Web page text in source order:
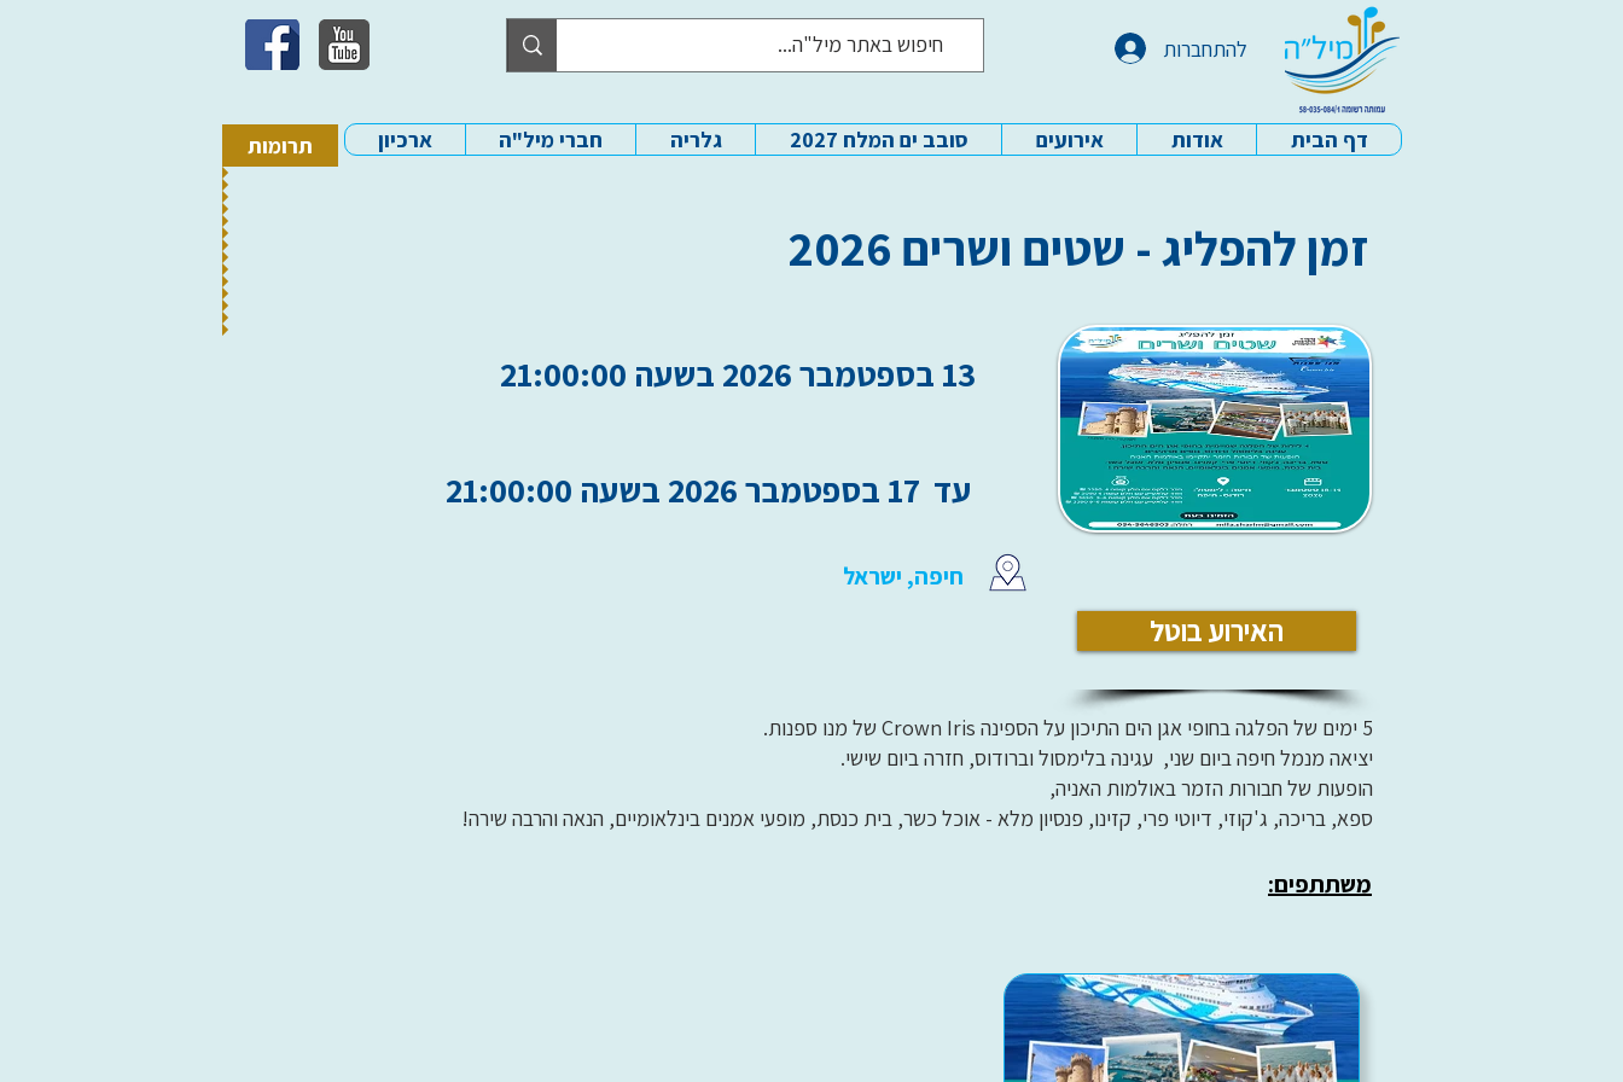
להתחברות
תרומות עמותת מיל"ה - דף הביתדף הבית אודות אירועים סובב ים המלח 2027 גלריה חברי מיל"ה ארכיון
זמן להפליג - שטים ושרים 2026
13 בספטמבר 2026 בשעה 21:00:00
17 בספטמבר 2026 בשעה 21:00:00 עד
חיפה, ישראל
האירוע בוטל
5 ימים של הפלגה בחופי אגן הים התיכון על הספינה Crown Iris של מנו ספנות.
יציאה מנמל חיפה ביום שני, עגינה בלימסול וברודוס, חזרה ביום שישי.
הופעות של חבורות הזמר באולמות האניה,
ספא, בריכה, ג'קוזי, דיוטי פרי, קזינו, פנסיון מלא - אוכל כשר, בית כנסת, מופעי אמנים בינלאומיים, הנאה והרבה שירה!
משתתפים: